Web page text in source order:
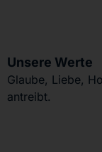
Unsere Werte
Glaube, Liebe,
antreibt.